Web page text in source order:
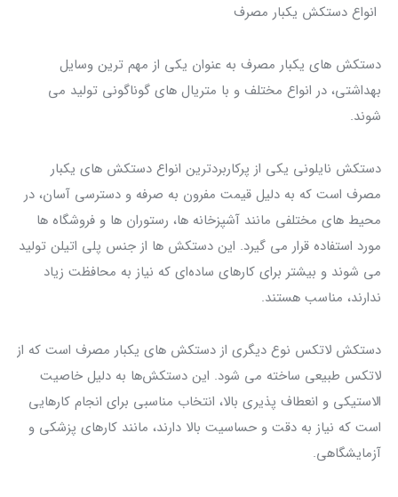
انواع دستکش یکبار مصرف
دستکش‌ های یکبار مصرف به عنوان یکی از مهم‌ ترین وسایل
بهداشتی، در انواع مختلف و با متریال‌ های گوناگونی تولید می‌
شوند.
دستکش نایلونی یکی از پرکاربردترین انواع دستکش‌ های یکبار
مصرف است که به دلیل قیمت مفرون به صرفه و دسترسی آسان، در
محیط‌ های مختلفی مانند آشپزخانه‌ ها، رستوران‌ ها و فروشگاه‌ ها
مورد استفاده قرار می‌ گیرد. این دستکش‌ ها از جنس پلی‌ اتیلن تولید
می‌ شوند و بیشتر برای کارهای ساده‌ای که نیاز به محافظت زیاد
ندارند، مناسب هستند.
دستکش لاتکس نوع دیگری از دستکش‌ های یکبار مصرف است که از
لاتکس طبیعی ساخته می‌ شود. این دستکش‌ها به دلیل خاصیت
الاستیکی و انعطاف‌ پذیری بالا، انتخاب مناسبی برای انجام کارهایی
است که نیاز به دقت و حساسیت بالا دارند، مانند کارهای پزشکی و
آزمایشگاهی.